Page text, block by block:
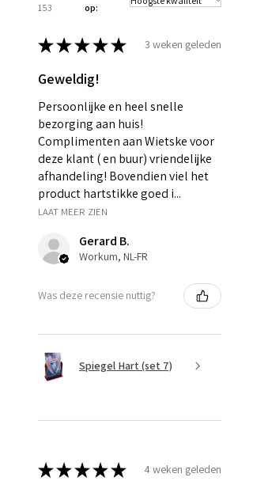
153
op:
★★★★★ 3 weken geleden
Geweldig!
Persoonlijke en heel snelle
bezorging aan huis!
Complimenten aan Wietske voor
deze klant ( en buur) vriendelijke
afhandeling! Bovendien viel het
product hartstikke goed i...
LAAT MEER ZIEN
Gerard B.
Workum, NL-FR
Was deze recensie nuttig?
Spiegel Hart (set 7)
★★★★★ 4 weken geleden